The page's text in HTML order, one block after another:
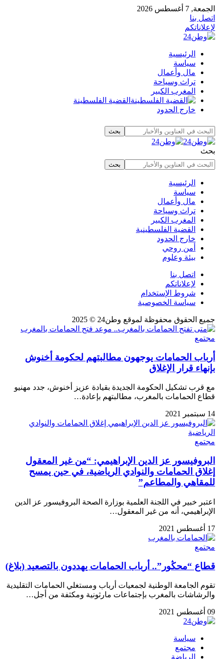
الجمعة, 7 أغسطس 2026
اتصل بنا
لإعلاناتكم
الرئيسية
سياسة
مال وأعمال
تراث وسياحة
المغرب الكبير
القضية الفلسطينة
خارج الحدود
بحث
الرئيسية
سياسة
مال وأعمال
تراث وسياحة
المغرب الكبير
القضية الفلسطينية
خارج الحدود
أمن روحي
بيئة وعلوم
اتصل بنا
لإعلاناتكم
شروط الإستخدام
سياسة الخصوصية
جميع الحقوق محفوظة لموقع وطن24 © 2025
مجتمع
أرباب الحمامات يوجهون مطالبتهم لحكومة أخنوش
بإنهاء قرار الإغلاق
مع قرب تشكيل الحكومة الجديدة بقيادة عزيز أخنوش، جدد مهنيو
قطاع الحمامات بالمغرب، مطالبتهم بإعادة…
14 سبتمبر 2021
مجتمع
البروفيسور عز الدين الإبراهيمي: “من غير المعقول
إغلاق الحمامات والنوادي الرياضية، في حين يمسح
للمقاهي والمطاعم”
اعتبر خبير في اللجنة العلمية بوزارة الصحة البروفيسور عز الدين
الإبراهيمي، أنه من غير المعقول…
17 أغسطس 2021
مجتمع
قطاع “محڭور”.. أرباب الحمامات يهددون بالتصعيد (بلاغ)
تقوم الجامعة الوطنية لجمعيات أرباب ومستغلي الحمامات التقليدية
والرشاشات بالمغرب بإجتماعات مارثونية ومكثفة من أجل…
09 أغسطس 2021
سياسة
مجتمع
الرياضة